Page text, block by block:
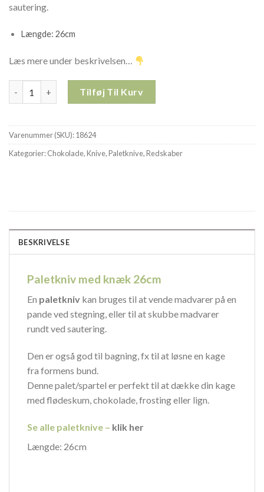
sautering.
Længde: 26cm
Læs mere under beskrivelsen…
Tilføj Til Kurv
Varenummer (SKU):18624
Kategorier:Chokolade,Knive,Paletknive,Redskaber
BESKRIVELSE
Paletkniv med knæk 26cm
En paletkniv kan bruges til at vende madvarer på en
pande ved stegning, eller til at skubbe madvarer
rundt ved sautering.
Den er også god til bagning, fx til at løsne en kage
fra formens bund.
Denne palet/spartel er perfekt til at dække din kage
med flødeskum, chokolade, frosting eller lign.
Se alle paletknive – klik her
Længde: 26cm